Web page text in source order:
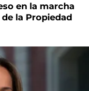
en la marcha
la Propiedad